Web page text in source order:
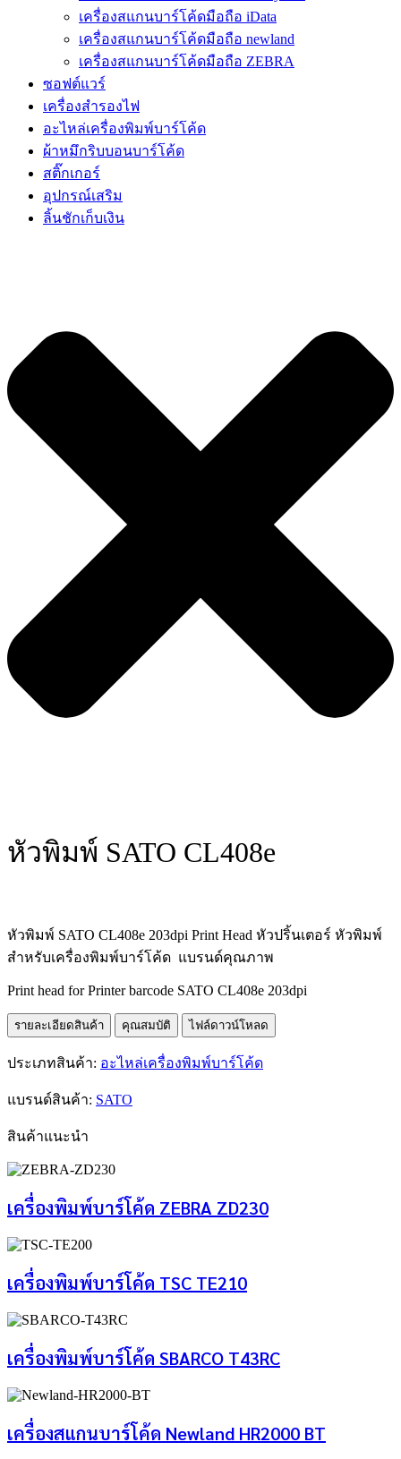
เครื่องสแกนบาร์โค้ดมือถือ iData
เครื่องสแกนบาร์โค้ดมือถือ newland
เครื่องสแกนบาร์โค้ดมือถือ ZEBRA
ซอฟต์แวร์
เครื่องสำรองไฟ
อะไหล่เครื่องพิมพ์บาร์โค้ด
ผ้าหมึกริบบอนบาร์โค้ด
สติ๊กเกอร์
อุปกรณ์เสริม
ลิ้นชักเก็บเงิน
หัวพิมพ์ SATO CL408e
หัวพิมพ์ SATO CL408e 203dpi Print Head หัวปริ้นเตอร์ หัวพิมพ์
สำหรับเครื่องพิมพ์บาร์โค้ด แบรนด์คุณภาพ
Print head for Printer barcode SATO CL408e 203dpi
รายละเอียดสินค้า คุณสมบัติ ไฟล์ดาวน์โหลด
ประเภทสินค้า: อะไหล่เครื่องพิมพ์บาร์โค้ด
แบรนด์สินค้า: SATO
สินค้าแนะนำ
เครื่องพิมพ์บาร์โค้ด ZEBRA ZD230
เครื่องพิมพ์บาร์โค้ด TSC TE210
เครื่องพิมพ์บาร์โค้ด SBARCO T43RC
เครื่องสแกนบาร์โค้ด Newland HR2000 BT